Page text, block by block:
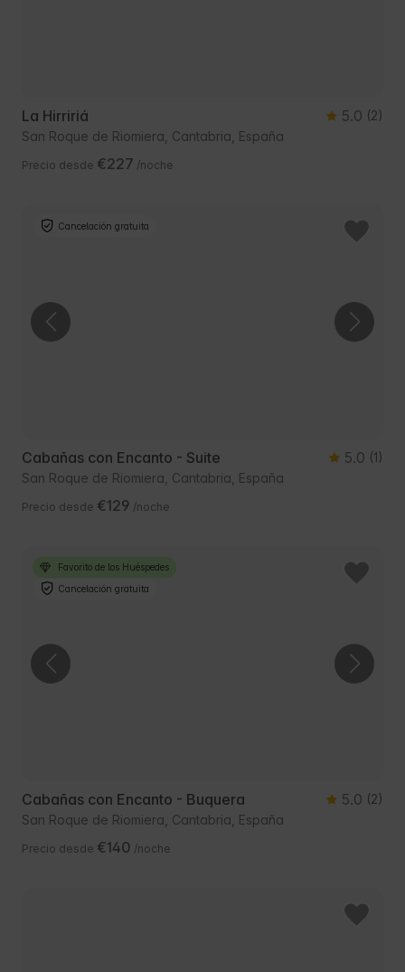
La Hirririá 5.0 (2)
San Roque de Riomiera, Cantabria, España
Precio desde €227 /noche
Cancelación gratuita
Cabañas con Encanto - Suite 5.0 (1)
San Roque de Riomiera, Cantabria, España
Precio desde €129 /noche
Favorito de los Huéspedes
Cancelación gratuita
Cabañas con Encanto - Buquera 5.0 (2)
San Roque de Riomiera, Cantabria, España
Precio desde €140 /noche